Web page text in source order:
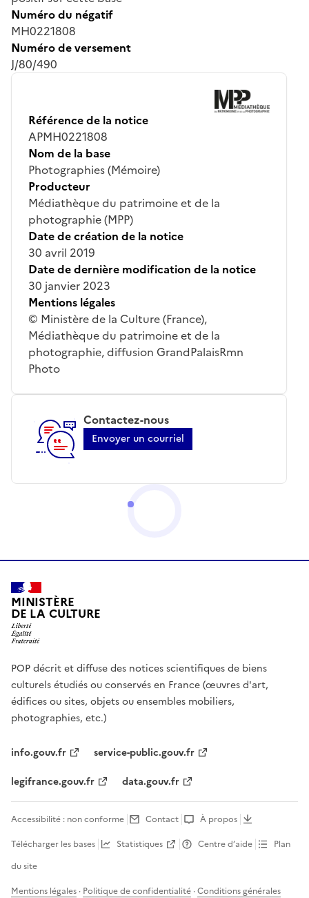
Numéro du négatif
MH0221808
Numéro de versement
J/80/490
Référence de la notice
APMH0221808
Nom de la base
Photographies (Mémoire)
Producteur
Médiathèque du patrimoine et de la
photographie (MPP)
Date de création de la notice
30 avril 2019
Date de dernière modification de la notice
30 janvier 2023
Mentions légales
© Ministère de la Culture (France),
Médiathèque du patrimoine et de la
photographie, diffusion GrandPalaisRmn
Photo
Contactez-nous
Envoyer un courriel
MINISTÈRE
DE LA CULTURE
POP décrit et diffuse des notices scientifiques de biens
culturels étudiés ou conservés en France (œuvres d'art,
édifices ou sites, objets ou ensembles mobiliers,
photographies, etc.)
info.gouv.fr
service-public.gouv.fr
legifrance.gouv.fr
data.gouv.fr
Accessibilité : non conforme Contact
À propos
Télécharger les bases
Statistiques Centre d’aide
Plan
du site
Mentions légales · Politique de confidentialité ·Conditions générales